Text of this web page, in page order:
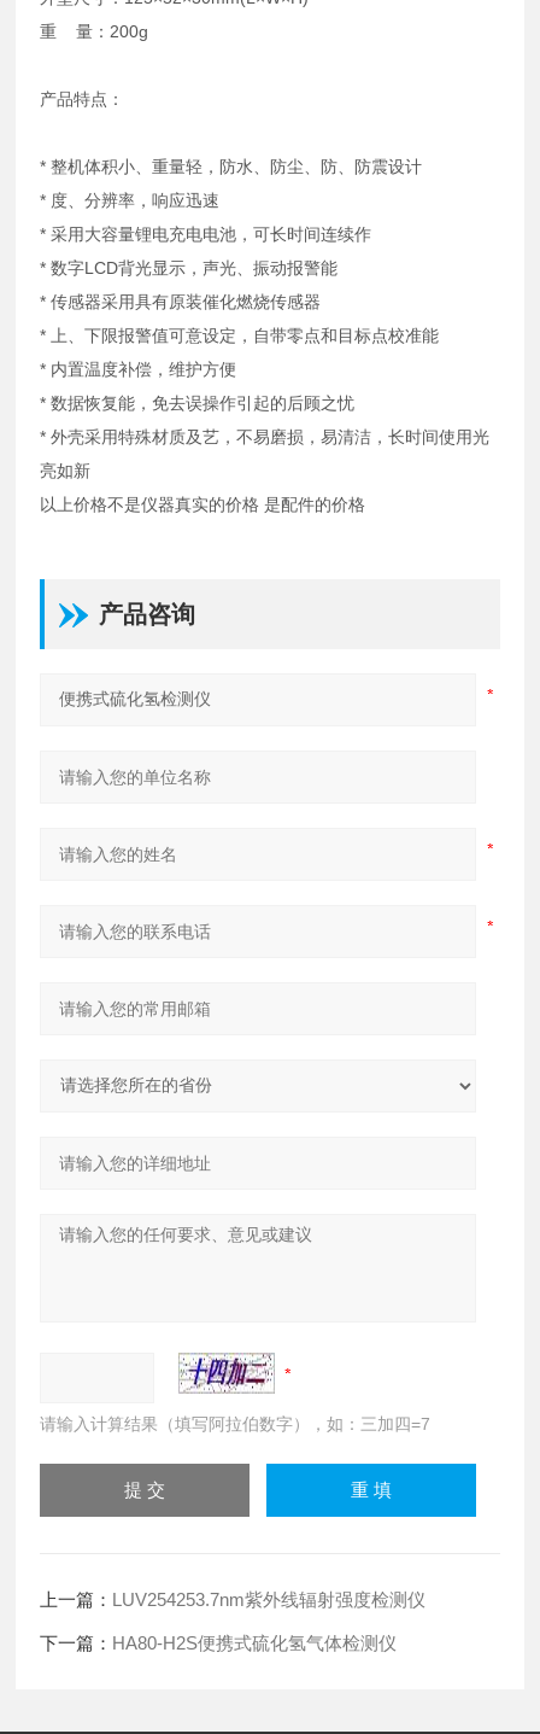
重 量：200g
产品特点：
* 整机体积小、重量轻，防水、防尘、防、防震设计
* 度、分辨率，响应迅速
* 采用大容量锂电充电电池，可长时间连续作
* 数字LCD背光显示，声光、振动报警能
* 传感器采用具有原装催化燃烧传感器
* 上、下限报警值可意设定，自带零点和目标点校准能
* 内置温度补偿，维护方便
* 数据恢复能，免去误操作引起的后顾之忧
* 外壳采用特殊材质及艺，不易磨损，易清洁，长时间使用光
亮如新
以上价格不是仪器真实的价格 是配件的价格
产品咨询
请输入计算结果（填写阿拉伯数字），如：三加四=7
上一篇： LUV254253.7nm紫外线辐射强度检测仪
下一篇： HA80-H2S便携式硫化氢气体检测仪